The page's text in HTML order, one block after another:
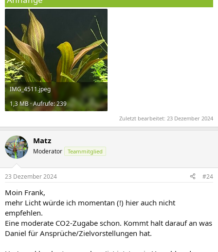
IMG_4511.jpeg
1,3 MB · Aufrufe: 239
Zuletzt bearbeitet: 23 Dezember 2024
Matz
Moderator Teammitglied
23 Dezember 2024 #24
Moin Frank,
mehr Licht würde ich momentan (!) hier auch nicht
empfehlen.
Eine moderate CO2-Zugabe schon. Kommt halt darauf an was
Daniel für Ansprüche/Zielvorstellungen hat.